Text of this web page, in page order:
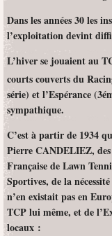
Dans les années 30 les
l’exploitation devint
L’hiver se jouaient au
courts couverts du
série) et l’Espérance
sympathique.
C’est à partir de 1934
Pierre CANDELIEZ,
Française de Lawn
Sportives, de la
n’en existait pas en
TCP lui même, et de
locaux :